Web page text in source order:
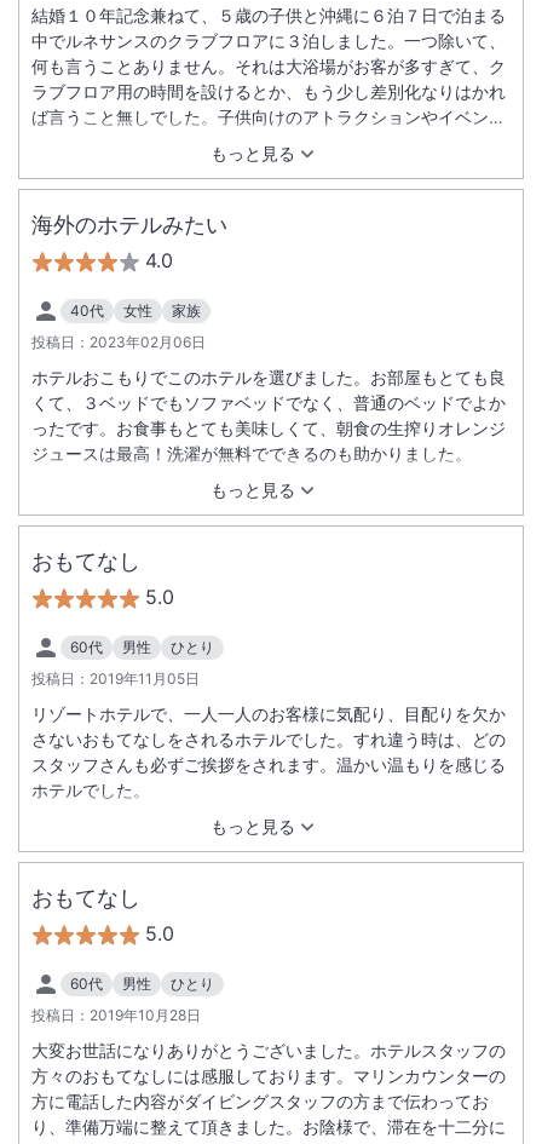
もっと見る
結婚１０年記念兼ねて、５歳の子供と沖縄に６泊７日で泊まる
中でルネサンスのクラブフロアに３泊しました。一つ除いて、
何も言うことありません。それは大浴場がお客が多すぎて、ク
ラブフロア用の時間を設けるとか、もう少し差別化なりはかれ
ば言うこと無しでした。子供向けのアトラクションやイベント
も多く、また来年も行きたいと家内も子供も申してました。 し
海外のホテルみたい
4.0
40代 女性
家族
投稿日： 2023年02月06日
もっと見る
ホテルおこもりでこのホテルを選びました。お部屋もとても良
くて、３ベッドでもソファベッドでなく、普通のベッドでよか
ったです。お食事もとても美味しくて、朝食の生搾りオレンジ
ジュースは最高！洗濯が無料でできるのも助かりました。
おもてなし
5.0
60代 男性
ひとり
投稿日： 2019年11月05日
もっと見る
リゾートホテルで、一人一人のお客様に気配り、目配りを欠か
さないおもてなしをされるホテルでした。すれ違う時は、どの
スタッフさんも必ずご挨拶をされます。温かい温もりを感じる
ホテルでした。
おもてなし
5.0
60代 男性
ひとり
投稿日： 2019年10月28日
大変お世話になりありがとうございました。ホテルスタッフの
方々のおもてなしには感服しております。マリンカウンターの
方に電話した内容がダイビングスタッフの方まで伝わってお
り、準備万端に整えて頂きました。お陰様で、滞在を十二分に